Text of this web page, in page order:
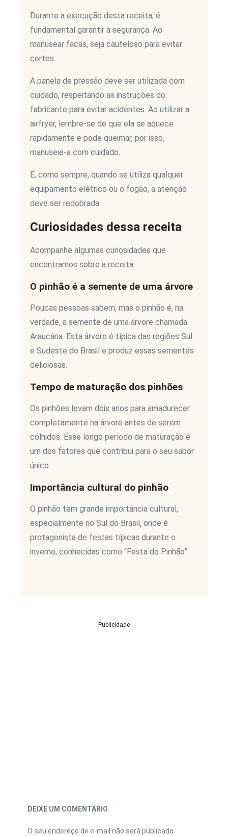
Durante a execução desta receita, é
fundamental garantir a segurança. Ao
manusear facas, seja cauteloso para evitar
cortes.
A panela de pressão deve ser utilizada com
cuidado, respeitando as instruções do
fabricante para evitar acidentes. Ao utilizar a
airfryer, lembre-se de que ela se aquece
rapidamente e pode queimar, por isso,
manuseie-a com cuidado.
E, como sempre, quando se utiliza qualquer
equipamento elétrico ou o fogão, a atenção
deve ser redobrada.
Curiosidades dessa receita
Acompanhe algumas curiosidades que
encontramos sobre a receita.
O pinhão é a semente de uma árvore
Poucas pessoas sabem, mas o pinhão é, na
verdade, a semente de uma árvore chamada
Araucária. Esta árvore é típica das regiões Sul
e Sudeste do Brasil e produz essas sementes
deliciosas.
Tempo de maturação dos pinhões
Os pinhões levam dois anos para amadurecer
completamente na árvore antes de serem
colhidos. Esse longo período de maturação é
um dos fatores que contribui para o seu sabor
único.
Importância cultural do pinhão
O pinhão tem grande importância cultural,
especialmente no Sul do Brasil, onde é
protagonista de festas típicas durante o
inverno, conhecidas como “Festa do Pinhão”.
Publicidade
DEIXE UM COMENTÁRIO
O seu endereço de e-mail não será publicado.